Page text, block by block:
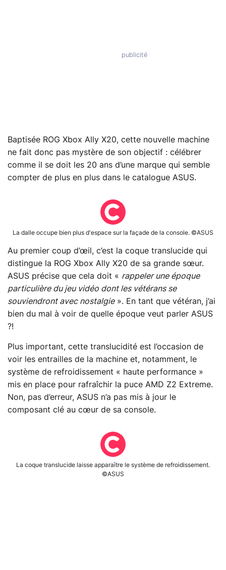
Baptisée ROG Xbox Ally X20, cette nouvelle machine
ne fait donc pas mystère de son objectif : célébrer
comme il se doit les 20 ans d’une marque qui semble
compter de plus en plus dans le catalogue ASUS.
La dalle occupe bien plus d'espace sur la façade de la console. ©ASUS
Au premier coup d’œil, c’est la coque translucide qui
distingue la ROG Xbox Ally X20 de sa grande sœur.
ASUS précise que cela doit « rappeler une époque
particulière du jeu vidéo dont les vétérans se
souviendront avec nostalgie». En tant que vétéran, j’ai
bien du mal à voir de quelle époque veut parler ASUS
?!
Plus important, cette translucidité est l’occasion de
voir les entrailles de la machine et, notamment, le
système de refroidissement « haute performance »
mis en place pour rafraîchir la puce AMD Z2 Extreme.
Non, pas d’erreur, ASUS n’a pas mis à jour le
composant clé au cœur de sa console.
La coque translucide laisse apparaître le système de refroidissement.
©ASUS